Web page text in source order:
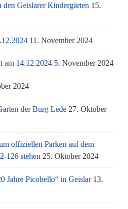
Geislarer Kindergärten 15.
11. November 2024
am 14.12.2024 5. November 2024
2024
der Burg Lede 27. Oktober
offiziellen Parken auf dem
126 stehen 25. Oktober 2024
Jahre Picobello“ in Geislar 13.